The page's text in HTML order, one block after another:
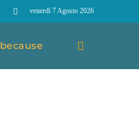
venerdì 7 Agosto 2026
because